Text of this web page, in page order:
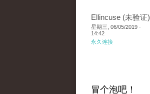
Ellincuse (未验证)
星期三, 06/05/2019 -
14:42
永久连接
冒个泡吧！